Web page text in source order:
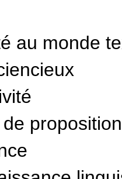
monde
proposition